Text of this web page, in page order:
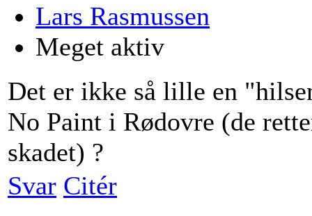
Lars Rasmussen
Meget aktiv
Det er ikke så lille en
No Paint i Rødovre (de
skadet) ?
Svar Citér